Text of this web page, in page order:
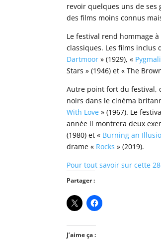
revoir quelques uns de ses
des films moins connus
Le festival rend hommage
classiques. Les films
Dartmoor » (1929), «
Stars » (1946) et « The
Autre point fort du festival,
noirs dans le cinéma
With Love » (1967). Le
année il montrera deux
(1980) et « Burning an
drame « Rocks » (2019).
Pour tout savoir sur cette
Partager :
J’aime ça :